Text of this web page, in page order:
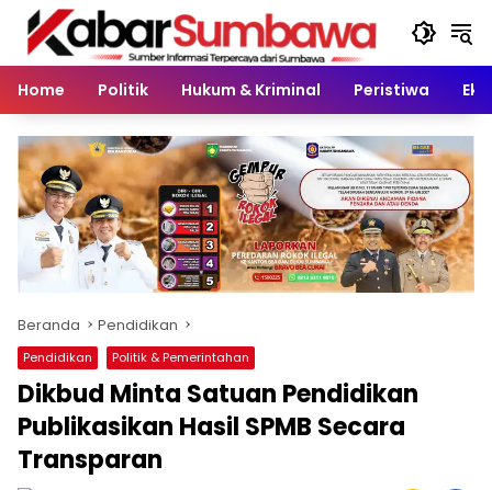
Langsung
konten
Home
Politik Hukum & Kriminal Peristiwa
Beranda Pendidikan
Pendidikan Politik & Pemerintahan
Dikbud Minta Satuan Pendidikan
Publikasikan Hasil SPMB Secara
Transparan